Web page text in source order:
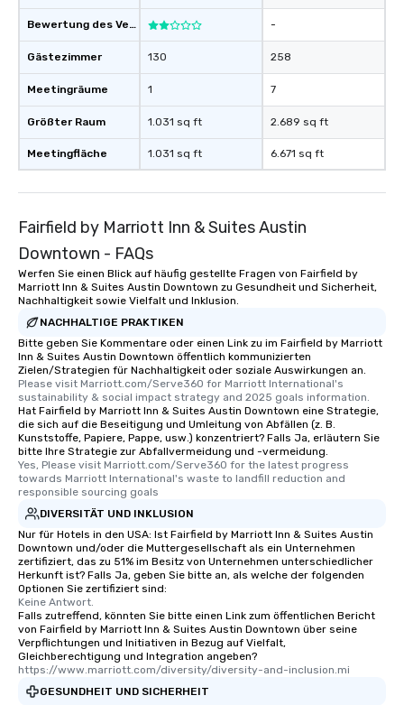
Bewertung des Veranstaltungsortes
Gästezimmer
Meetingräume
Größter Raum
Meetingfläche
130
1
1.031 sq ft
1.031 sq ft
-
258
7
2.689 sq ft
6.671 sq ft
Fairfield by Marriott Inn & Suites Austin
Downtown - FAQs
Werfen Sie einen Blick auf häufig gestellte Fragen von Fairfield by
Marriott Inn & Suites Austin Downtown zu Gesundheit und Sicherheit,
Nachhaltigkeit sowie Vielfalt und Inklusion.
NACHHALTIGE PRAKTIKEN
Bitte geben Sie Kommentare oder einen Link zu im Fairfield by Marriott
Inn & Suites Austin Downtown öffentlich kommunizierten
Zielen/Strategien für Nachhaltigkeit oder soziale Auswirkungen an.
Please visit Marriott.com/Serve360 for Marriott International's
sustainability & social impact strategy and 2025 goals information.
Hat Fairfield by Marriott Inn & Suites Austin Downtown eine Strategie,
die sich auf die Beseitigung und Umleitung von Abfällen (z. B.
Kunststoffe, Papiere, Pappe, usw.) konzentriert? Falls Ja, erläutern Sie
bitte Ihre Strategie zur Abfallvermeidung und -vermeidung.
Yes, Please visit Marriott.com/Serve360 for the latest progress
towards Marriott International's waste to landfill reduction and
responsible sourcing goals
DIVERSITÄT UND INKLUSION
Nur für Hotels in den USA: Ist Fairfield by Marriott Inn & Suites Austin
Downtown und/oder die Muttergesellschaft als ein Unternehmen
zertifiziert, das zu 51% im Besitz von Unternehmen unterschiedlicher
Herkunft ist? Falls Ja, geben Sie bitte an, als welche der folgenden
Optionen Sie zertifiziert sind:
Keine Antwort.
Falls zutreffend, könnten Sie bitte einen Link zum öffentlichen Bericht
von Fairfield by Marriott Inn & Suites Austin Downtown über seine
Verpflichtungen und Initiativen in Bezug auf Vielfalt,
Gleichberechtigung und Integration angeben?
https://www.marriott.com/diversity/diversity-and-inclusion.mi
GESUNDHEIT UND SICHERHEIT